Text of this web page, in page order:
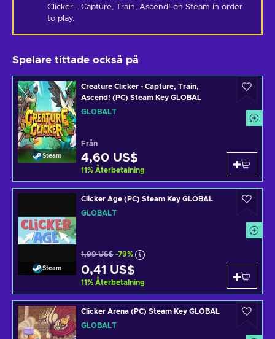
Clicker - Capture, Train, Ascend! on Steam in order
to play.
Spelare tittade också på
Steam
Creature Clicker - Capture, Train,
Ascend! (PC) Steam Key GLOBAL
GLOBALT
Från
4,60 US$
11% Återbetalning
Steam
Clicker Age (PC) Steam Key GLOBAL
GLOBALT
1,99 US$ -79%
0,41 US$
11% Återbetalning
Clicker Arena (PC) Steam Key GLOBAL
GLOBALT